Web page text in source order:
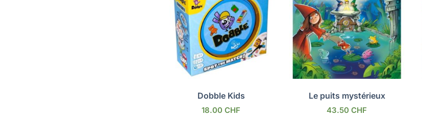
Dobble Kids
18.00CHF
Le puits mystérieux
43.50CHF